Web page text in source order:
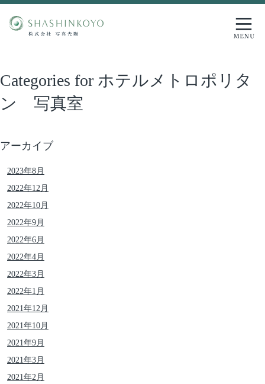
Categories for ホテルメトロポリタ
ン 写真室
アーカイブ
2023年8月
2022年12月
2022年10月
2022年9月
2022年6月
2022年4月
2022年3月
2022年1月
2021年12月
2021年10月
2021年9月
2021年3月
2021年2月